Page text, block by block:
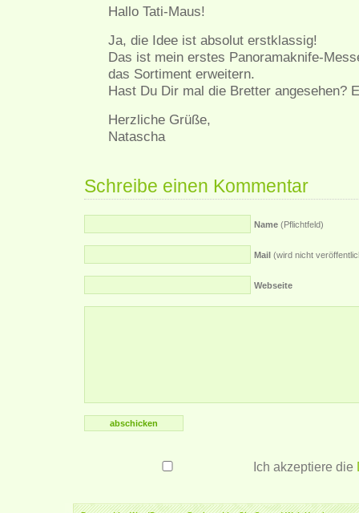
Hallo Tati-Maus!
Ja, die Idee ist absolut erstklassig!
Das ist mein erstes Panoramaknife-
das Sortiment erweitern.
Hast Du Dir mal die Bretter angesehen?
Herzliche Grüße,
Natascha
Schreibe einen Kommentar
Name (Pflichtfeld)
Mail (wird nicht
Webseite
Ich akzeptiere die